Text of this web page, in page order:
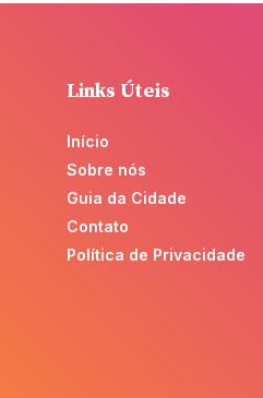
Links Úteis
Início
Sobre nós
Guia da Cidade
Contato
Política de Privacidade